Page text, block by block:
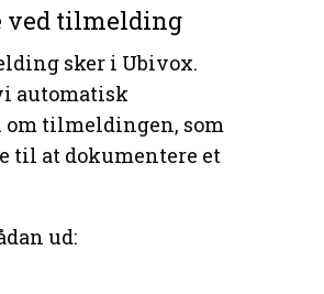
ved tilmelding
sker i Ubivox.
automatisk
tilmeldingen, som
til at dokumentere et
ud: